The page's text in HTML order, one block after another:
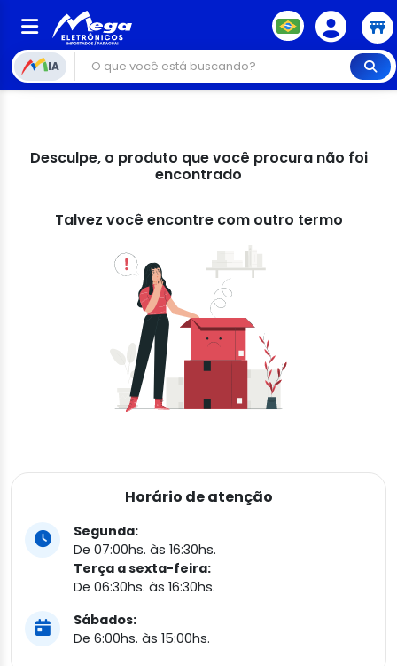
IA
Desculpe, o produto que você procura não foi
encontrado
Talvez você encontre com outro termo
Horário de atenção
Segunda:
De 07:00hs. às 16:30hs.
Terça a sexta-feira:
De 06:30hs. às 16:30hs.
Sábados:
De 6:00hs. às 15:00hs.